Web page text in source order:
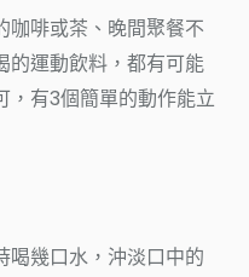
咖啡或茶、晚間聚餐不
的運動飲料，都有可能
，有3個簡單的動作能立
喝幾口水，沖淡口中的